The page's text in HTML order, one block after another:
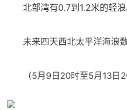
北部湾有0.7到1.2米的轻浪
未来四天西北太平洋海浪
（5月9日20时至5月13日